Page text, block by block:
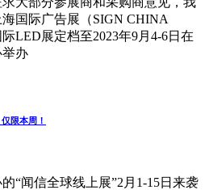
国际广告展（SIGN CHINA
LED展定档至2023年9月4-6日在
举办
限本周！
“闻信全球线上展”2月1-15日来袭